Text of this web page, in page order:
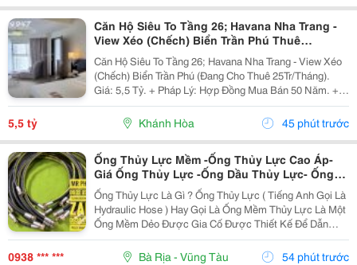
Căn Hộ Siêu To Tầng 26; Havana Nha Trang -
View Xéo (Chếch) Biển Trần Phú Thuê
25Tr/Tháng 5,5 Tỷ
Căn Hộ Siêu To Tầng 26; Havana Nha Trang - View Xéo
(Chếch) Biển Trần Phú (Đang Cho Thuê 25Tr/Tháng).
Giá: 5,5 Tỷ. + Pháp Lý: Hợp Đồng Mua Bán 50 Năm. +
Toạ Lạc: 38 Trần Phú, P Lộc Thọ, Tp Nha Trang, Tỉnh
Khánh Hoà. + Diện Tích:...
5,5 tỷ Khánh Hòa 45 phút trước
Ống Thủy Lực Mềm -Ống Thủy Lực Cao Áp-
Giá Ống Thủy Lực -Ống Dầu Thủy Lực- Ống
Dầu Thủy Lực 1 2- Ống Thủy Lực Phi 21- Ống
Thủy Lực 1 4 -Ống Thủy Lực 3 8
Ống Thủy Lực Là Gì ? Ống Thủy Lực ( Tiếng Anh Gọi Là
Hydraulic Hose ) Hay Gọi Là Ống Mềm Thủy Lực Là Một
Ống Mềm Dẻo Được Gia Cố Được Thiết Kế Để Dẫn
Chất Lỏng Thủy Lực Áp Suất Cao Trong Hệ Thống Thủy
Lực. Ống Thủy Lực Này Rất Quan Trọng Trong...
0938 *** *** Bà Rịa - Vũng Tàu 54 phút trước